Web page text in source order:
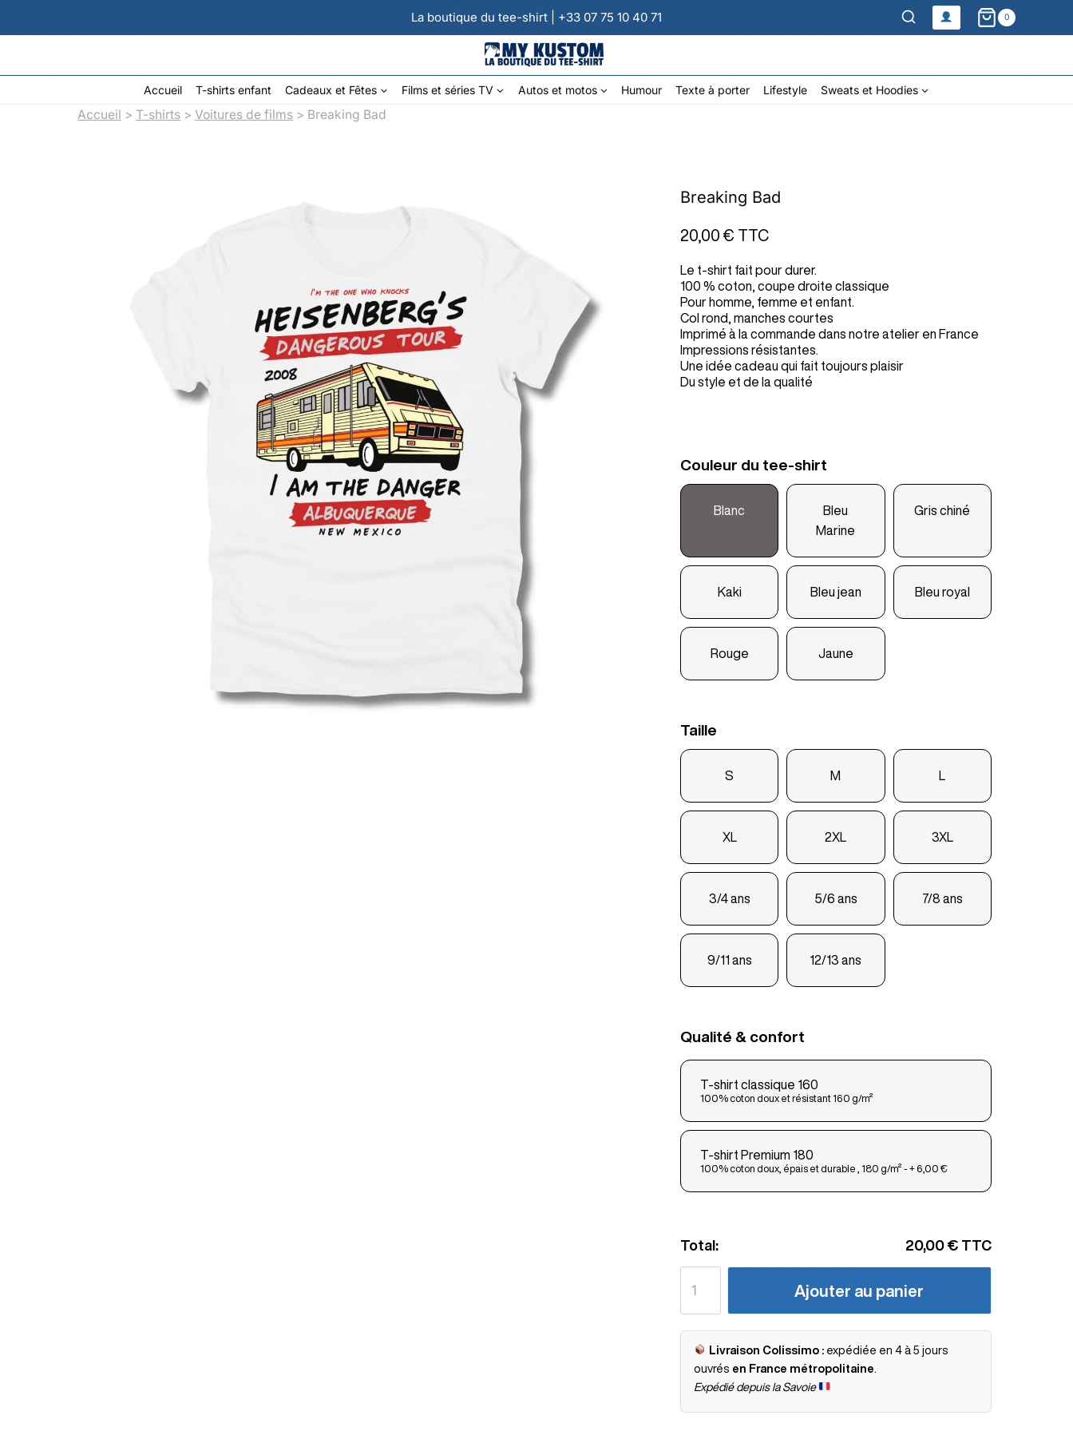
au
La boutique du tee-shirt | +33 07 75 10 40 71 0
Accueil T-shirts enfant Cadeaux et Fêtes Films et séries TV Autos et motos Humour Texte à porter Lifestyle Sweats et Hoodies
Accueil > T-shirts > Voitures de films > Breaking Bad
Breaking Bad
20,00 € TTC
Le t-shirt fait pour durer.
100 % coton, coupe droite classique
Pour homme, femme et enfant.
Col rond, manches courtes
Imprimé à la commande dans notre atelier en France
Impressions résistantes.
Une idée cadeau qui fait toujours plaisir
Du style et de la qualité
Couleur du tee-shirt
Blanc
Bleu
Marine
Gris chiné
Kaki Bleu jean Bleu royal
Rouge Jaune
Taille
S M
XL 2XL 3XL
3/4 ans 5/6 ans 7/8 ans
9/11 ans 12/13 ans
Qualité & confort
T-shirt classique 160
100% coton doux et résistant 160 g/m²
T-shirt Premium 180
100% coton doux, épais et durable , 180 g/m² - + 6,00 €
Total: 20,00 € TTC
Ajouter au panier
Livraison Colissimo : expédiée en 4 à 5 jours
ouvrés en France métropolitaine
Expédié depuis la Savoie